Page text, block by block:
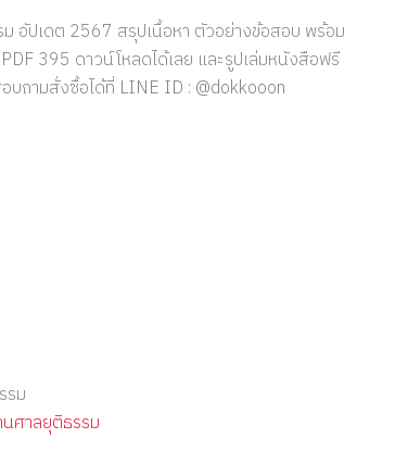
อัปเดต 2567 สรุปเนื้อหา ตัวอย่างข้อสอบ พร้อม
PDF 395 ดาวน์โหลดได้เลย และรูปเล่มหนังสือฟรี
ถามสั่งซื้อได้ที่ LINE ID : @dokkooon
รม
ศาลยุติธรรม